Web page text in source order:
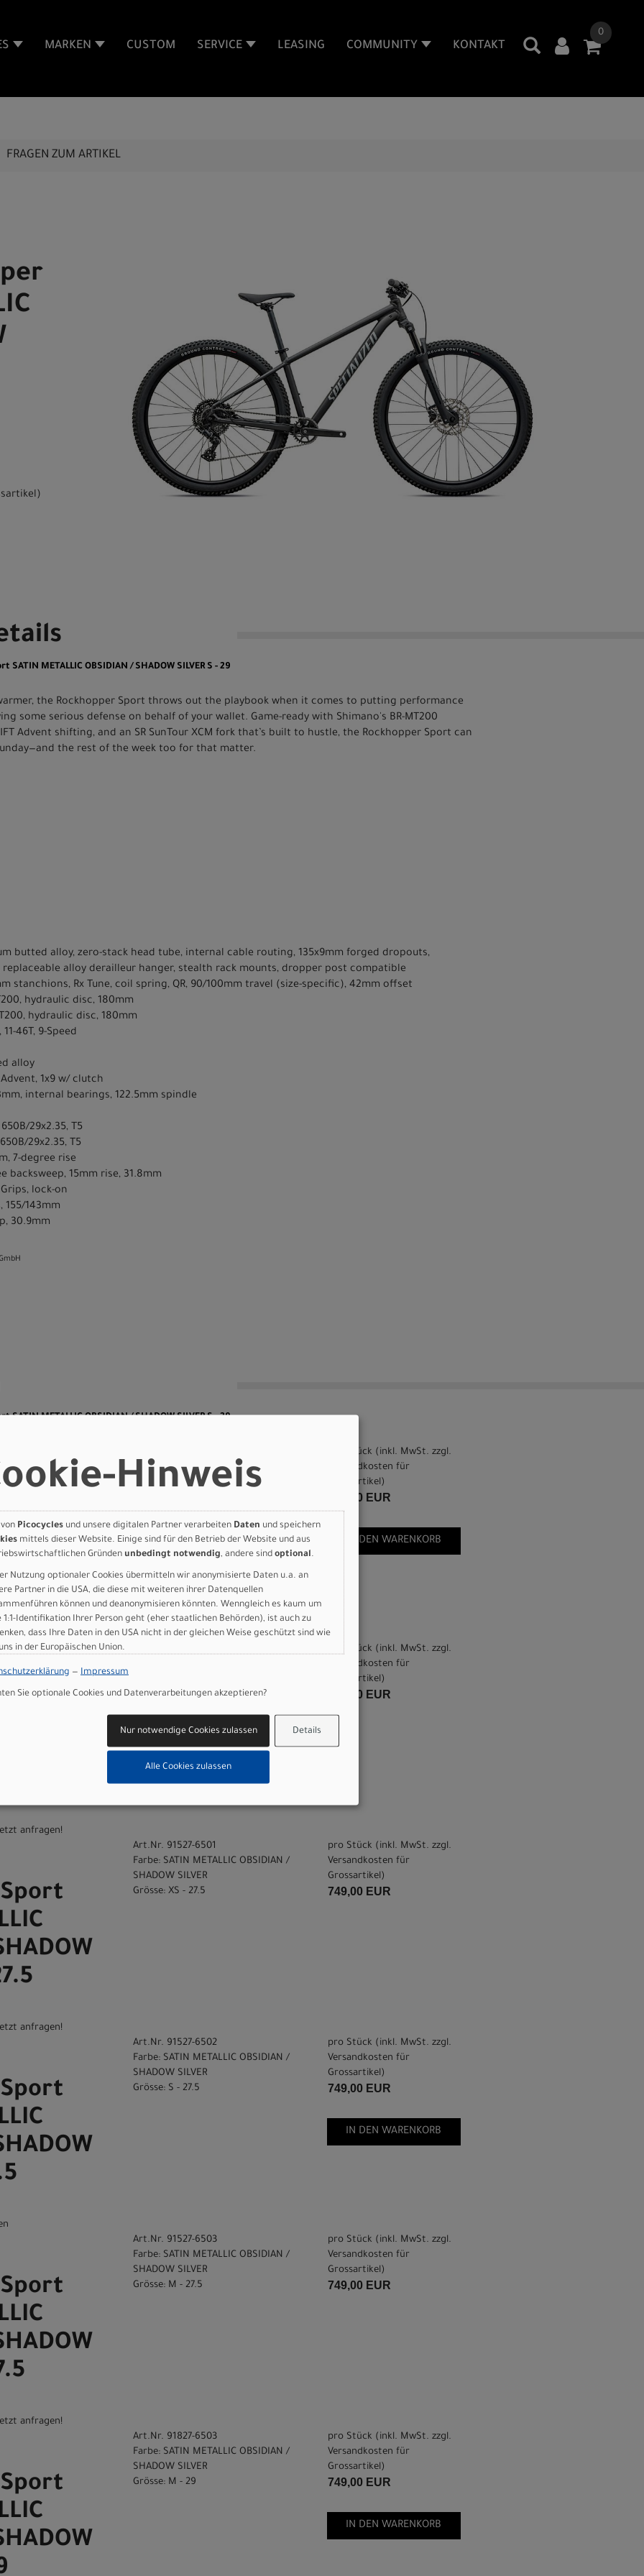
0
MARKEN CUSTOM SERVICE LEASING COMMUNITY KONTAKT
FRAGEN ZUM ARTIKEL
)
METALLIC OBSIDIAN / SHADOW SILVER S - 29
the Rockhopper Sport throws out the playbook when it comes to putting performance
some serious defense on behalf of your wallet. Game-ready with Shimano's BR-MT200
Advent shifting, and an SR SunTour XCM fork that’s built to hustle, the Rockhopper Sport can
the rest of the week too for that matter.
butted alloy, zero-stack head tube, internal cable routing, 135x9mm forged dropouts,
alloy derailleur hanger, stealth rack mounts, dropper post compatible
stanchions, Rx Tune, coil spring, QR, 90/100mm travel (size-specific), 42mm offset
hydraulic disc, 180mm
hydraulic disc, 180mm
46T, 9-Speed
alloy
1x9 w/ clutch
internal bearings, 122.5mm spindle
29x2.35, T5
29x2.35, T5
7-degree rise
backsweep, 15mm rise, 31.8mm
lock-on
155/143mm
30.9mm
METALLIC OBSIDIAN / SHADOW SILVER S - 29
Farbe: SATIN METALLIC OBSIDIAN /
SHADOW SILVER
pro Stück (inkl. MwSt. zzgl.
Versandkosten für
Grossartikel )
749,00 EUR
IN DEN WARENKORB
anfragen!
Grösse: XXS - 26
pro Stück (inkl. MwSt. zzgl.
Versandkosten für
Grossartikel )
749,00 EUR
anfragen!
Art.Nr. 91527-6501
Farbe: SATIN METALLIC OBSIDIAN /
SHADOW SILVER
Grösse: XS - 27.5
pro Stück (inkl. MwSt. zzgl.
Versandkosten für
Grossartikel )
749,00 EUR
Art.Nr. 91527-6502
Farbe: SATIN METALLIC OBSIDIAN /
SHADOW SILVER
Grösse: S - 27.5
pro Stück (inkl. MwSt. zzgl.
Versandkosten für
Grossartikel )
749,00 EUR
IN DEN WARENKORB
anfragen!
Art.Nr. 91527-6503
Farbe: SATIN METALLIC OBSIDIAN /
SHADOW SILVER
Grösse: M - 27.5
pro Stück (inkl. MwSt. zzgl.
Versandkosten für
Grossartikel )
749,00 EUR
Art.Nr. 91827-6503
Farbe: SATIN METALLIC OBSIDIAN /
SHADOW SILVER
Grösse: M - 29
pro Stück (inkl. MwSt. zzgl.
Versandkosten für
Grossartikel )
749,00 EUR
IN DEN WARENKORB
Hinweis
Picocycles und unsere digitalen Partner verarbeiten Daten und speichern
mittels dieser Website. Einige sind für den Betrieb der Website und aus
Gründen unbedingt notwendig, andere sind optional.
Nutzung optionaler Cookies übermitteln wir anonymisierte Daten u.a. an
Partner in die USA, die diese mit weiteren ihrer Datenquellen
können und deanonymisieren könnten. Wenngleich es kaum um
1:1-Identifikation Ihrer Person geht (eher staatlichen Behörden), ist auch zu
dass Ihre Daten in den USA nicht in der gleichen Weise geschützt sind wie
in der Europäischen Union.
— Impressum
Sie optionale Cookies und Datenverarbeitungen akzeptieren?
Details
Nur notwendige Cookies zulassen
Alle Cookies zulassen